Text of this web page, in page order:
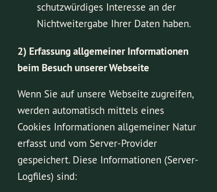
schutzwürdiges Interesse an der
Nichtweitergabe Ihrer Daten haben.
2) Erfassung allgemeiner Informationen
beim Besuch unserer Webseite
Wenn Sie auf unsere Webseite zugreifen,
werden automatisch mittels eines
Cookies Informationen allgemeiner Natur
erfasst und vom Server-Provider
gespeichert. Diese Informationen (Server-
Logfiles) sind: